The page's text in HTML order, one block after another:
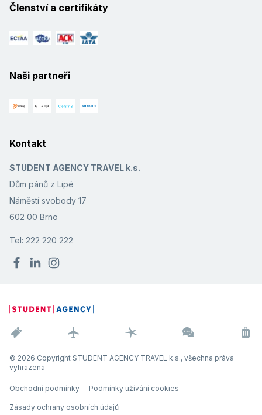
Členství a certifikáty
Naši partneři
Kontakt
STUDENT AGENCY TRAVEL k.s.
Dům pánů z Lipé
Náměstí svobody 17
602 00 Brno
Tel: 222 220 222
© 2026 Copyright STUDENT AGENCY TRAVEL k.s., všechna práva
vyhrazena
Obchodní podmínky Podmínky užívání cookies
Zásady ochrany osobních údajů